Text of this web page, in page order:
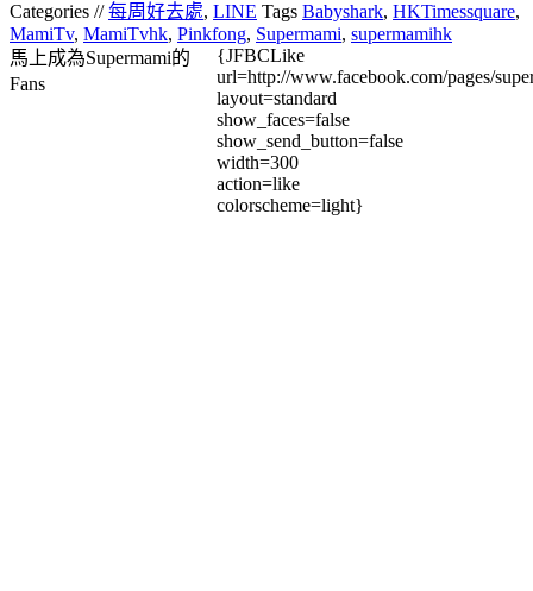
Categories //每周好去處, LINE Tags Babyshark, HKTimessquare,
MamiTv, MamiTvhk, Pinkfong, Supermami, supermamihk
馬上成為Supermami的
Fans
{JFBCLike
url=http://www.facebook.com/pages/
layout=standard
show_faces=false
show_send_button=false
width=300
action=like
colorscheme=light}